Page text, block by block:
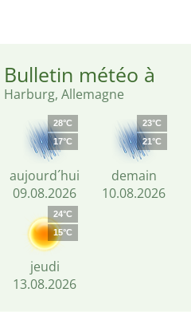
Bulletin météo à
Harburg, Allemagne
28°C
17°C
aujourd´hui
09.08.2026
23°C
21°C
demain
10.08.2026
24°C
15°C
jeudi
13.08.2026